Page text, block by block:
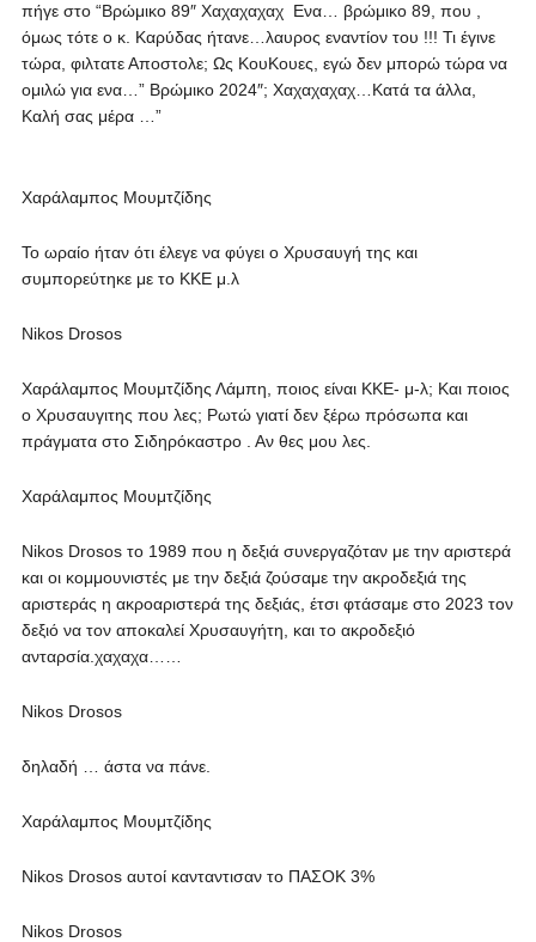
πήγε στο “Βρώμικο 89″ Χαχαχαχαχ Ενα… βρώμικο 89, που ,
όμως τότε ο κ. Καρύδας ήτανε…λαυρος εναντίον του !!! Τι έγινε
τώρα, φιλτατε Αποστολε; Ως ΚουΚουες, εγώ δεν μπορώ τώρα να
ομιλώ για ενα…” Βρώμικο 2024″; Χαχαχαχαχ…Κατά τα άλλα,
Καλή σας μέρα …”
Χαράλαμπος Μουμτζίδης
Το ωραίο ήταν ότι έλεγε να φύγει ο Χρυσαυγή της και
συμπορεύτηκε με το ΚΚΕ μ.λ
Nikos Drosos
Χαράλαμπος Μουμτζίδης Λάμπη, ποιος είναι ΚΚΕ- μ-λ; Και ποιος
ο Χρυσαυγιτης που λες; Ρωτώ γιατί δεν ξέρω πρόσωπα και
πράγματα στο Σιδηρόκαστρο . Αν θες μου λες.
Χαράλαμπος Μουμτζίδης
Nikos Drosos το 1989 που η δεξιά συνεργαζόταν με την αριστερά
και οι κομμουνιστές με την δεξιά ζούσαμε την ακροδεξιά της
αριστεράς η ακροαριστερά της δεξιάς, έτσι φτάσαμε στο 2023 τον
δεξιό να τον αποκαλεί Χρυσαυγήτη, και το ακροδεξιό
ανταρσία.χαχαχα……
Nikos Drosos
δηλαδή … άστα να πάνε.
Χαράλαμπος Μουμτζίδης
Nikos Drosos αυτοί κανταντισαν το ΠΑΣΟΚ 3%
Nikos Drosos